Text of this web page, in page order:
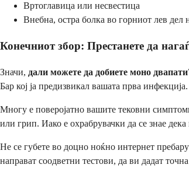
Вртоглавица или несвестица
Внебна, остра болка во горниот лев дел
Конечниот збор: Престанете да
Значи, дали можете да добиете моно
Бар кој ја предизвикал вашата прва инфекција.
Многу е поверојатно вашите тековни
или грип. Иако е охрабрувачки да се знае дека
Не се губете во доцно ноќно интернет
направат соодветни тестови, да ви дадат